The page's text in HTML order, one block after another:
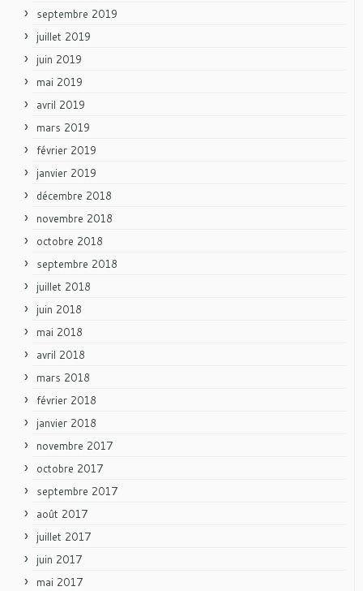
septembre 2019
juillet 2019
juin 2019
mai 2019
avril 2019
mars 2019
février 2019
janvier 2019
décembre 2018
novembre 2018
octobre 2018
septembre 2018
juillet 2018
juin 2018
mai 2018
avril 2018
mars 2018
février 2018
janvier 2018
novembre 2017
octobre 2017
septembre 2017
août 2017
juillet 2017
juin 2017
mai 2017